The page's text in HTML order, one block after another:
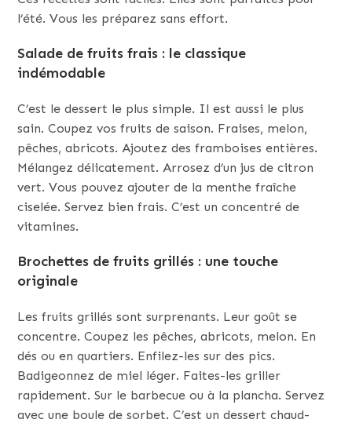
l’été. Vous les préparez sans effort.
Salade de fruits frais : le classique
indémodable
C’est le dessert le plus simple. Il est aussi le plus
sain. Coupez vos fruits de saison. Fraises, melon,
pêches, abricots. Ajoutez des framboises entières.
Mélangez délicatement. Arrosez d’un jus de citron
vert. Vous pouvez ajouter de la menthe fraîche
ciselée. Servez bien frais. C’est un concentré de
vitamines.
Brochettes de fruits grillés : une touche
originale
Les fruits grillés sont surprenants. Leur goût se
concentre. Coupez les pêches, abricots, melon. En
dés ou en quartiers. Enfilez-les sur des pics.
Badigeonnez de miel léger. Faites-les griller
rapidement. Sur le barbecue ou à la plancha. Servez
avec une boule de sorbet. C’est un dessert chaud-